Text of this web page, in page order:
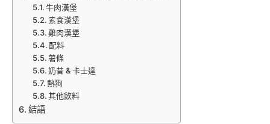
牛肉漢堡
素食漢堡
雞肉漢堡
配料
薯條
奶昔 & 卡士達
熱狗
其他飲料
結語